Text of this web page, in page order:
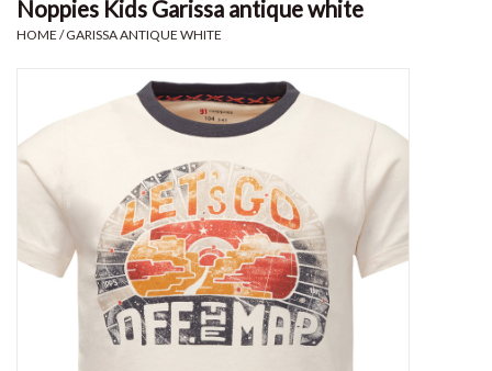
Meisjes
GRATIS VERZENDEN (vanaf EUR
15)
Noppies Kids Garissa antique white
HOME /GARISSA ANTIQUE WHITE